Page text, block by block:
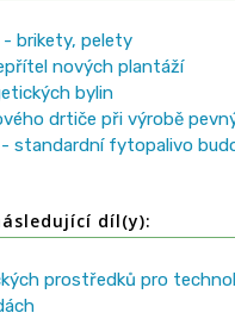
- brikety, pelety
nových plantáží
bylin
drtiče při výrobě
- standardní fytopalivo
díl(y):
prostředků pro